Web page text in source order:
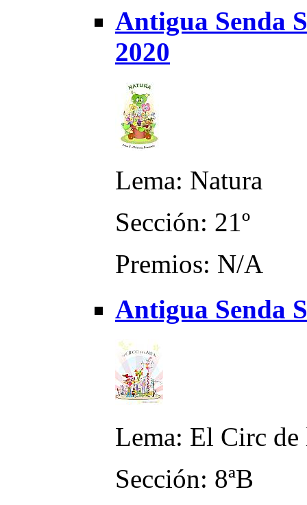
Antigua Senda
2020
Lema: Natura
Sección: 21º
Premios: N/A
Antigua Senda
Lema: El Circ de
Sección: 8ªB